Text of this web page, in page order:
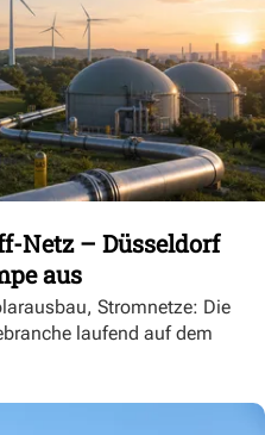
Netz – Düsseldorf
aus
Stromnetze: Die
laufend auf dem